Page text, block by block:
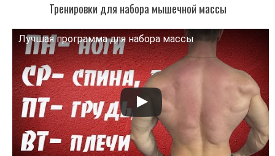
Тренировки для набора мышечной массы
Лучшая программа для набора массы
Смотрите это видео на YouTube